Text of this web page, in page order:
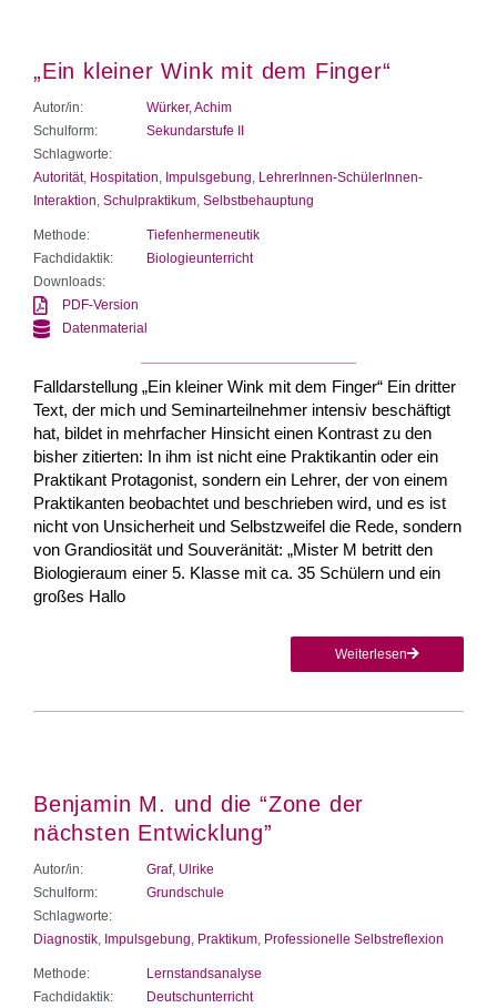
„Ein kleiner Wink mit dem Finger“
Autor/in:
Würker, Achim
Schulform:
Sekundarstufe II
Schlagworte:
Autorität, Hospitation Impulsgebung LehrerInnen-SchülerInnen-
Interaktion Schulpraktikum Selbstbehauptung
Methode:
Tiefenhermeneutik
Fachdidaktik:
Biologieunterricht
Downloads:
PDF-Version
Datenmaterial
Falldarstellung „Ein kleiner Wink mit dem Finger“ Ein dritter
Text, der mich und Seminarteilnehmer intensiv beschäftigt
hat, bildet in mehrfacher Hinsicht einen Kontrast zu den
bisher zitierten: In ihm ist nicht eine Praktikantin oder ein
Praktikant Protagonist, sondern ein Lehrer, der von einem
Praktikanten beobachtet und beschrieben wird, und es ist
nicht von Unsicherheit und Selbstzweifel die Rede, sondern
von Grandiosität und Souveränität: „Mister M betritt den
Biologieraum einer 5. Klasse mit ca. 35 Schülern und ein
großes Hallo
Weiterlesen
Benjamin M. und die “Zone der
nächsten Entwicklung”
Autor/in:
Graf, Ulrike
Schulform:
Grundschule
Schlagworte:
Diagnostik Impulsgebung Praktikum Professionelle Selbstreflexion
Methode:
Lernstandsanalyse
Fachdidaktik:
Deutschunterricht